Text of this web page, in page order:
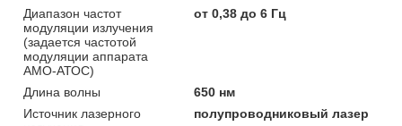
Диапазон частот
модуляции излучения
(задается частотой
модуляции аппарата
АМО-АТОС)
от 0,38 до 6 Гц
Длина волны
650 нм
Источник лазерного
полупроводниковый лазер